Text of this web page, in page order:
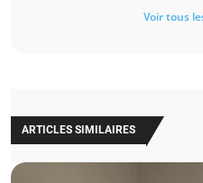
Voir tous
ARTICLES SIMILAIRES